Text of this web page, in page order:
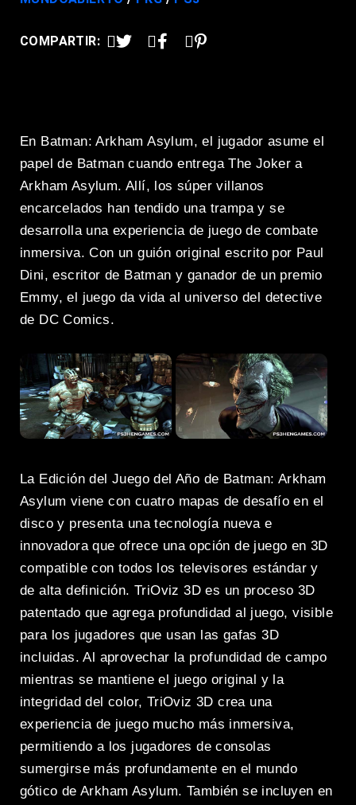
COMPARTIR:
En Batman: Arkham Asylum, el jugador asume el
papel de Batman cuando entrega The Joker a
Arkham Asylum. Allí, los súper villanos
encarcelados han tendido una trampa y se
desarrolla una experiencia de juego de combate
inmersiva. Con un guión original escrito por Paul
Dini, escritor de Batman y ganador de un premio
Emmy, el juego da vida al universo del detective
de DC Comics.
La Edición del Juego del Año de Batman: Arkham
Asylum viene con cuatro mapas de desafío en el
disco y presenta una tecnología nueva e
innovadora que ofrece una opción de juego en 3D
compatible con todos los televisores estándar y
de alta definición. TriOviz 3D es un proceso 3D
patentado que agrega profundidad al juego, visible
para los jugadores que usan las gafas 3D
incluidas. Al aprovechar la profundidad de campo
mientras se mantiene el juego original y la
integridad del color, TriOviz 3D crea una
experiencia de juego mucho más inmersiva,
permitiendo a los jugadores de consolas
sumergirse más profundamente en el mundo
gótico de Arkham Asylum. También se incluyen en